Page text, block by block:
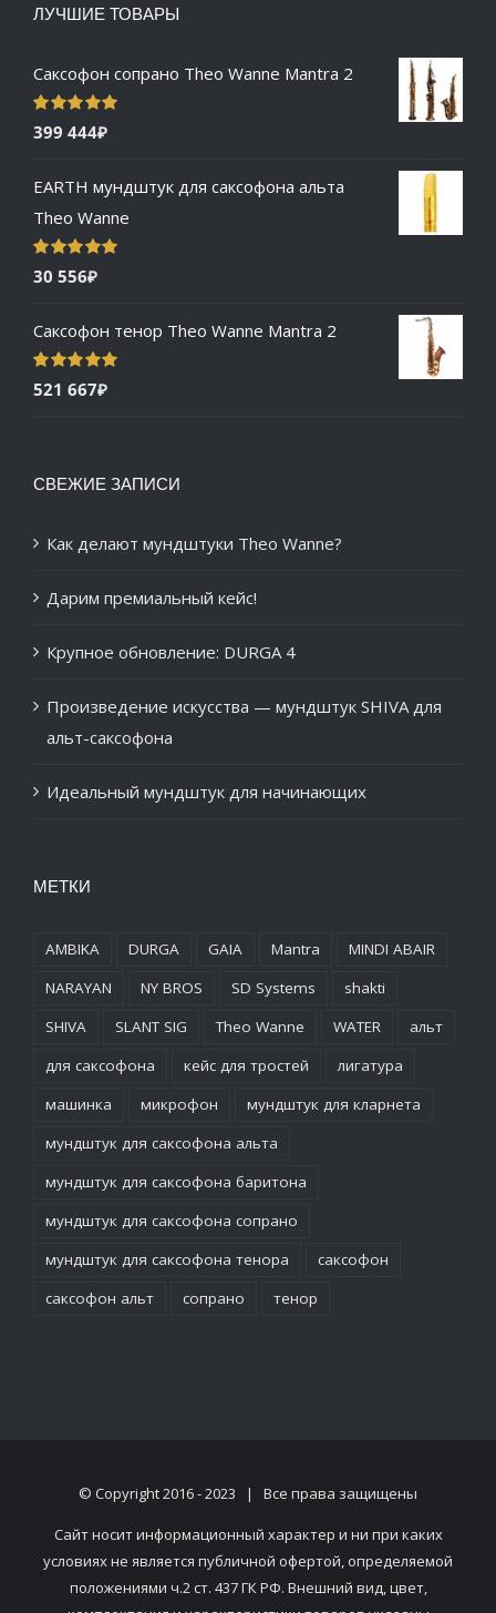
ЛУЧШИЕ ТОВАРЫ
Саксофон сопрано Theo Wanne Mantra 2
Оценка 5.00
из 5
399 444₽
EARTH мундштук для саксофона альта
Theo Wanne
Оценка5.00
из 5
30 556₽
Саксофон тенор Theo Wanne Mantra 2
Оценка5.00
из 5
521 667₽
СВЕЖИЕ ЗАПИСИ
Как делают мундштуки Theo Wanne?
Дарим премиальный кейс!
Крупное обновление: DURGA 4
Произведение искусства — мундштук SHIVA для
альт-саксофона
Идеальный мундштук для начинающих
МЕТКИ
AMBIKA DURGA GAIA Mantra
MINDI ABAIR
NARAYAN
NY BROS SD Systems
shakti
SHIVA
SLANT SIG Theo Wanne WATER
альт
для саксофона
кейс для тростей
лигатура
машинка
микрофон
мундштук для кларнета
мундштук для саксофона альта
мундштук для саксофона баритона
мундштук для саксофона сопрано
мундштук для саксофона тенора
саксофон
саксофон альт
сопрано тенор
© Copyright 2016 - 2023 | Все права защищены
Сайт носит информационный характер и ни при каких
условиях не является публичной офертой, определяемой
положениями ч.2 ст. 437 ГК РФ. Внешний вид, цвет,